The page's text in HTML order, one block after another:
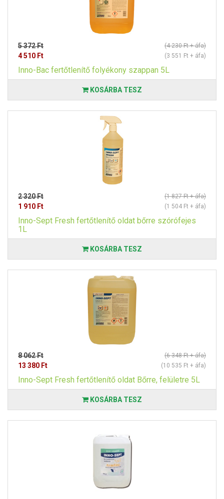
5 372 Ft (4 230 Ft + áfa)
4 510 Ft (3 551 Ft + áfa)
Inno-Bac fertőtlenítő folyékony szappan 5L
KOSÁRBA TESZ
2 320 Ft (1 827 Ft + áfa)
1 910 Ft (1 504 Ft + áfa)
Inno-Sept Fresh fertőtlenítő oldat bőrre szórófejes
1L
KOSÁRBA TESZ
8 062 Ft (6 348 Ft + áfa)
13 380 Ft (10 535 Ft + áfa)
Inno-Sept Fresh fertőtlenítő oldat Bőrre, felületre 5L
KOSÁRBA TESZ